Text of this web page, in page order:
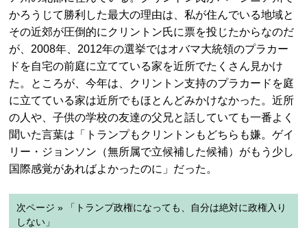
かろうじて勝利した最大の理由は、私が住んでいる地域と
その近郊が圧倒的にクリントン氏に票を投じたからなのだ
が、2008年、2012年の選挙ではオバマ大統領のプラカー
ドを自宅の前庭に立てている家を近所でたくさん見かけ
た。ところが、今年は、クリントン支持のプラカードを庭
に立てている家は近所でもほとんどみかけなかった。近所
の人や、子供の学校の友達の父兄と話していても一番よく
聞いた言葉は「トランプもクリントンもどちらも嫌。ゲイ
リー・ジョンソン（無所属で立候補した候補）がもう少し
国際感覚があればよかったのに」だった。
次ページ » 「トランプ政権になっても、自分は絶対に政権入り
しない」